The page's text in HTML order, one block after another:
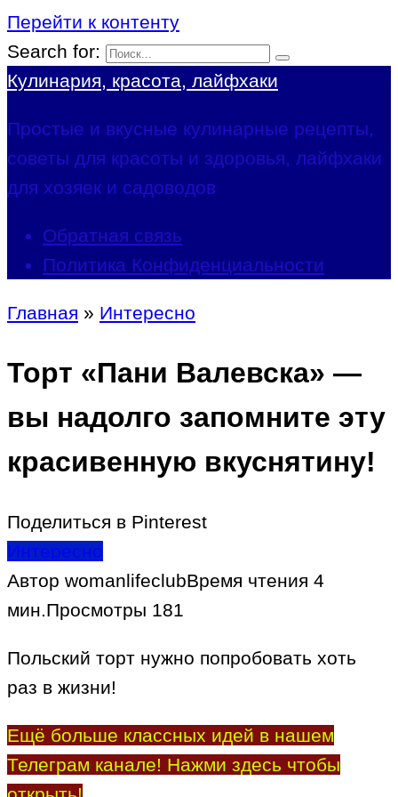
Перейти к контенту
Search for:
Кулинария, красота, лайфхаки
Простые и вкусные кулинарные рецепты,
советы для красоты и здоровья, лайфхаки
для хозяек и садоводов
Обратная связь
Политика Конфиденциальности
Главная » Интересно
Торт «Пани Валевска» —
вы надолго запомните эту
красивенную вкуснятину!
Поделиться в Pinterest
Интересно
Автор womanlifeclubВремя чтения 4
мин.Просмотры 181
Польский торт нужно попробовать хоть
раз в жизни!
Ещё больше классных идей в нашем
Телеграм канале! Нажми здесь чтобы